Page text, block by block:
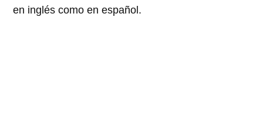
en inglés como en español.